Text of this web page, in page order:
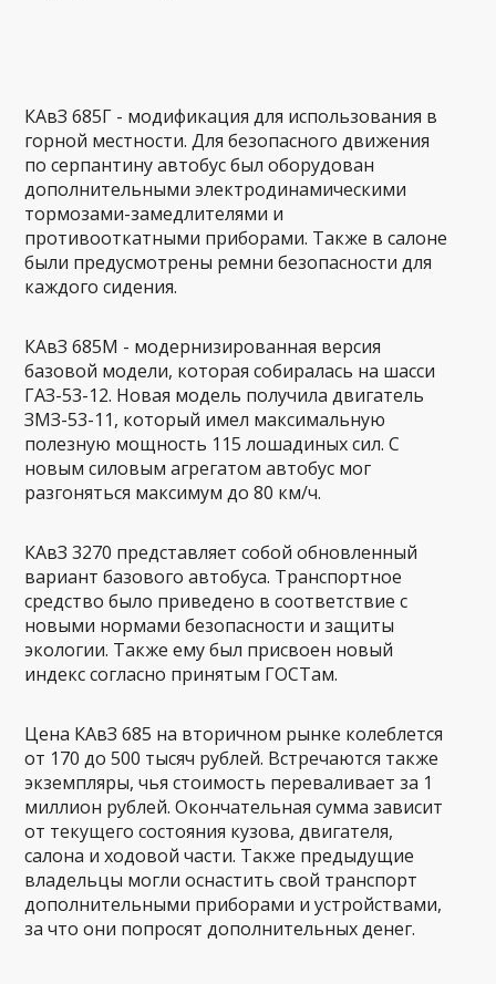
КАвЗ 685Г - модификация для использования в
горной местности. Для безопасного движения
по серпантину автобус был оборудован
дополнительными электродинамическими
тормозами-замедлителями и
противооткатными приборами. Также в салоне
были предусмотрены ремни безопасности для
каждого сидения.
КАвЗ 685М - модернизированная версия
базовой модели, которая собиралась на шасси
ГАЗ-53-12. Новая модель получила двигатель
ЗМЗ-53-11, который имел максимальную
полезную мощность 115 лошадиных сил. С
новым силовым агрегатом автобус мог
разгоняться максимум до 80 км/ч.
КАвЗ 3270 представляет собой обновленный
вариант базового автобуса. Транспортное
средство было приведено в соответствие с
новыми нормами безопасности и защиты
экологии. Также ему был присвоен новый
индекс согласно принятым ГОСТам.
Цена КАвЗ 685 на вторичном рынке колеблется
от 170 до 500 тысяч рублей. Встречаются также
экземпляры, чья стоимость переваливает за 1
миллион рублей. Окончательная сумма зависит
от текущего состояния кузова, двигателя,
салона и ходовой части. Также предыдущие
владельцы могли оснастить свой транспорт
дополнительными приборами и устройствами,
за что они попросят дополнительных денег.